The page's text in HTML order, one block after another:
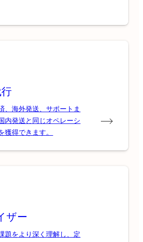
、海外発送、サポートま
内発送と同じオペレーシ
獲得できます。
ザー
題をより深く理解し、定